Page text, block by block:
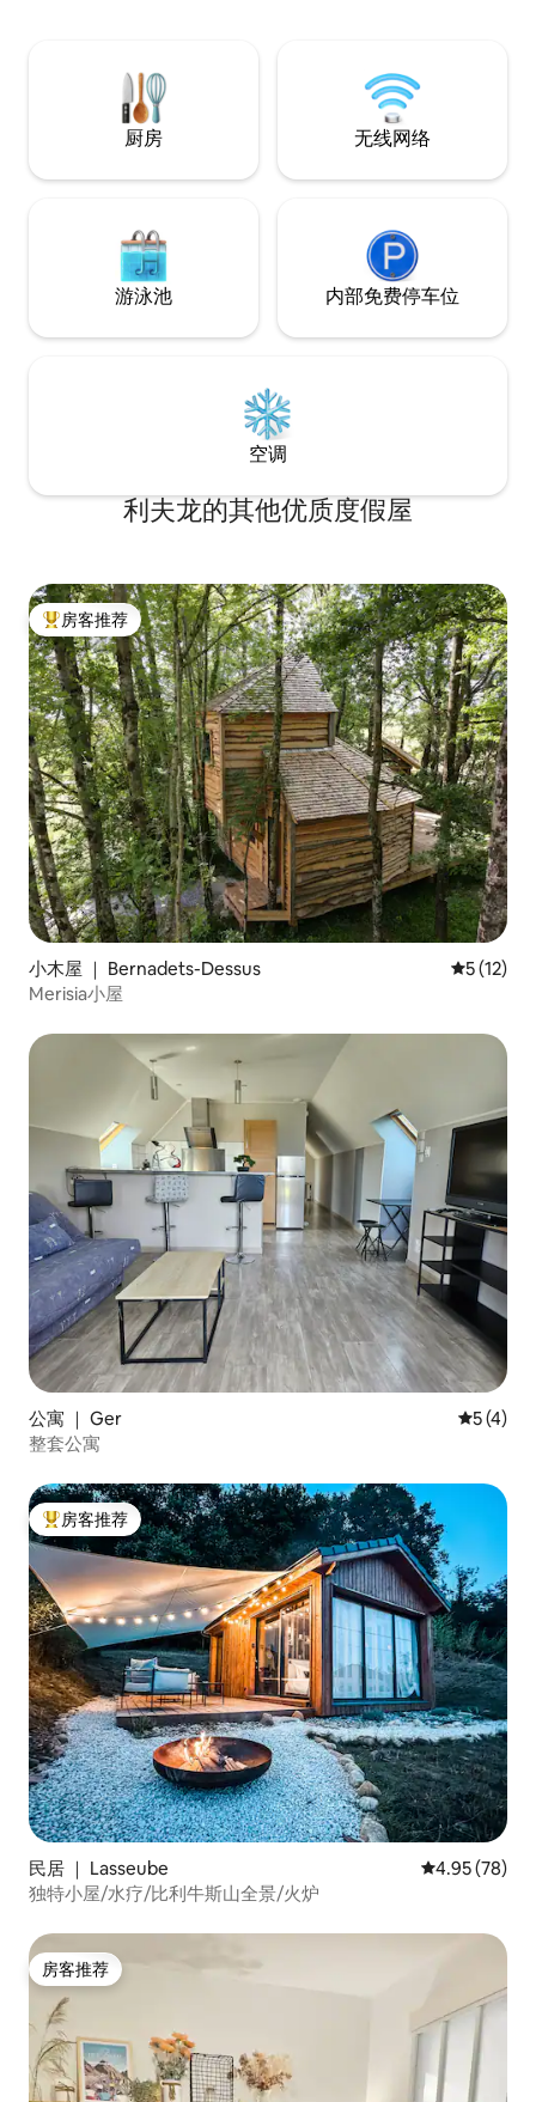
厨房 无线网络
游泳池 内部免费停车位
空调
利夫龙的其他优质度假屋
热门「房客推荐」
房客推荐
小木屋 ｜ Bernadets-Dessus 平均评分
5 (12)
Merisia小屋
公寓 ｜ Ger 平均评分
5 (4)
整套公寓
热门「房客推荐」
房客推荐
民居 ｜ Lasseube 平均评分
4.95 (78)
独特小屋/水疗/比利牛斯山全景/火炉
房客推荐
房客推荐